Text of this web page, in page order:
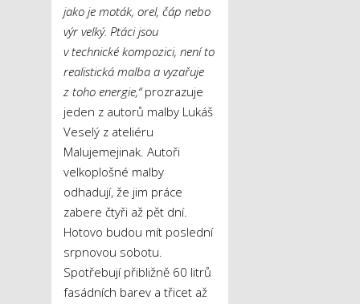
jako je moták, orel, čáp nebo
výr velký. Ptáci jsou
v technické kompozici, není to
realistická malba a vyzařuje
z toho energie,“prozrazuje
jeden z autorů malby Lukáš
Veselý z ateliéru
Malujemejinak. Autoři
velkoplošné malby
odhadují, že jim práce
zabere čtyři až pět dní.
Hotovo budou mít poslední
srpnovou sobotu.
Spotřebují přibližně 60 litrů
fasádních barev a třicet až